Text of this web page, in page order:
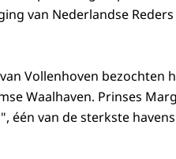
van Nederlandse Reders
Vollenhoven
Waalhaven. Prinses
één van de sterkste